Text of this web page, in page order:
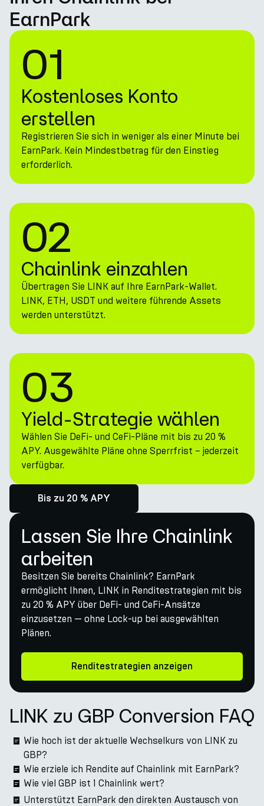
EarnPark
01
Kostenloses Konto
erstellen
Registrieren Sie sich in weniger als einer Minute bei
EarnPark. Kein Mindestbetrag für den Einstieg
erforderlich.
02
Chainlink einzahlen
Übertragen Sie LINK auf Ihre EarnPark-Wallet.
LINK, ETH, USDT und weitere führende Assets
werden unterstützt.
03
Yield-Strategie wählen
Wählen Sie DeFi- und CeFi-Pläne mit bis zu 20 %
APY. Ausgewählte Pläne ohne Sperrfrist – jederzeit
verfügbar.
Bis zu 20 % APY
Lassen Sie Ihre Chainlink
arbeiten
Besitzen Sie bereits Chainlink? EarnPark
ermöglicht Ihnen, LINK in Renditestrategien mit bis
zu 20 % APY über DeFi- und CeFi-Ansätze
einzusetzen — ohne Lock-up bei ausgewählten
Plänen.
Renditestrategien anzeigen
LINK zu GBP Conversion FAQ
Wie hoch ist der aktuelle Wechselkurs von LINK zu
GBP?
Wie erziele ich Rendite auf Chainlink mit EarnPark?
Wie viel GBP ist 1 Chainlink wert?
Unterstützt EarnPark den direkten Austausch von